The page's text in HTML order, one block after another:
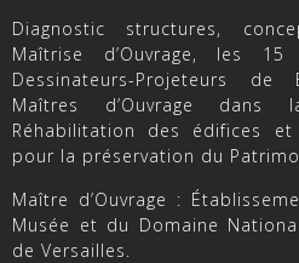
Diagnostic structures,
Maîtrise d’Ouvrage, les 15
Dessinateurs-Projeteurs de
Maîtres d’Ouvrage
Réhabilitation des édifices et
pour la préservation du
Maître d’Ouvrage :
Musée et du Domaine
de Versailles.